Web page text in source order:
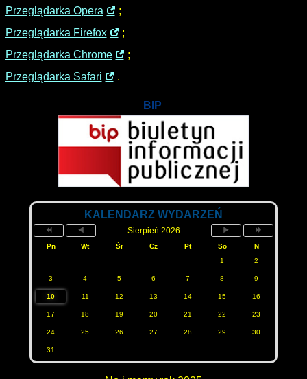
Przeglądarka Opera
;
Przeglądarka Firefox
;
Przeglądarka Chrome
;
Przeglądarka Safari
.
BIP
KALENDARZ WYDARZEŃ
Sierpień 2026
Pn Wt Śr Cz Pt So
N
1
2
3 4 5 6 7 8 9
10 11 12 13 14 15 16
17 18 19 20 21 22 23
24 25 26 27 28 29 30
31